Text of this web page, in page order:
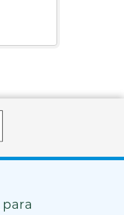
para